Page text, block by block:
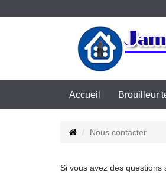
Accueil Brouilleur
Nous contacter
Si vous avez des